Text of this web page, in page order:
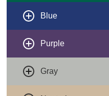
Blue
Purple
Gray